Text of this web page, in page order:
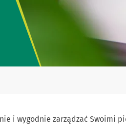
i wygodnie zarządzać Swoimi